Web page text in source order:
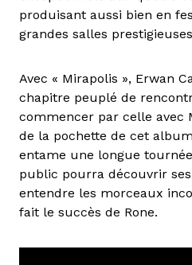
produisant aussi bien en
grandes salles
Avec « Mirapolis », Erwan
chapitre peuplé de
commencer par celle avec
de la pochette de cet
entame une longue
public pourra découvrir
entendre les morceaux
fait le succès de Rone.